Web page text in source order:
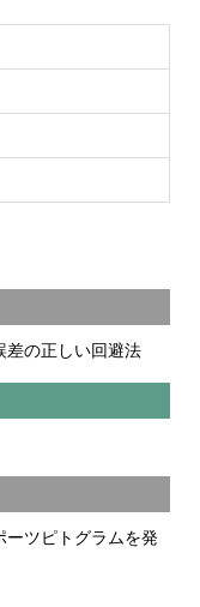
差の正しい回避法
ツピトグラムを発